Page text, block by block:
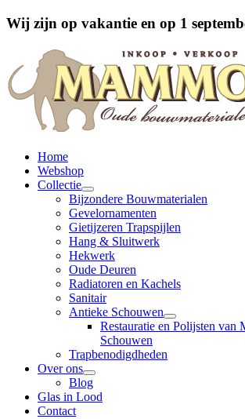
Wij zijn op vakantie en op 1
Home
Webshop
Collectie
Bijzondere Bouwmaterialen
Gevelornamenten
Gietijzeren Trapspijlen
Hang & Sluitwerk
Hekwerk
Oude Deuren
Radiatoren en Kachels
Sanitair
Antieke Schouwen
Restauratie en Polijsten van
Schouwen
Trapbenodigdheden
Over ons
Blog
Glas in Lood
Contact